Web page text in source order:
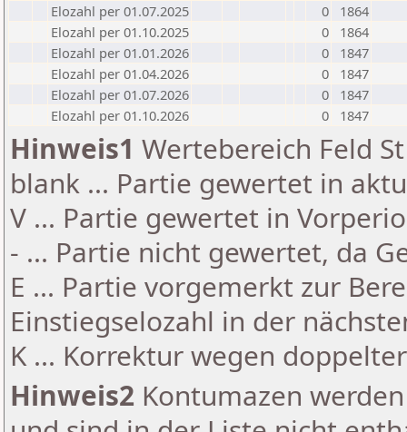
Elozahl per 01.07.2025
0
1864
Elozahl per 01.10.2025
0
1864
Elozahl per 01.01.2026
0
1847
Elozahl per 01.04.2026
0
1847
Elozahl per 01.07.2026
0
1847
Elozahl per 01.10.2026
0 1847
Hinweis1 Wertebereich Feld
blank ... Partie gewertet in
V ... Partie gewertet in
- ... Partie nicht gewertet, da
E ... Partie vorgemerkt zur
Einstiegselozahl in der
K ... Korrektur wegen
Hinweis2 Kontumazen